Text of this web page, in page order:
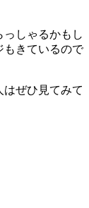
しゃるかもし
もきているので
ぜひ見てみて